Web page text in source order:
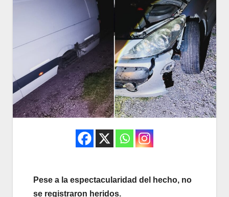
Pese a la espectacularidad del hecho, no
se registraron heridos.